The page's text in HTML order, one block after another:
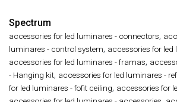
Spectrum
accessories for led luminares - connectors,
luminares - control system, accessories for
accessories for led luminares - framas,
- Hanging kit, accessories for led luminares -
for led luminares - fofit ceiling, accessories for